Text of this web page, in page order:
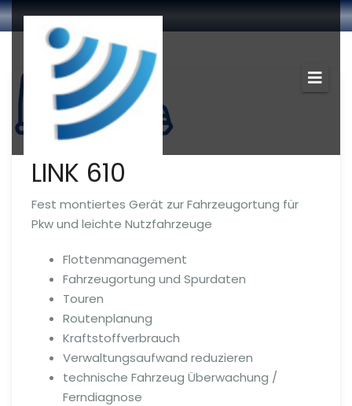
LINK 610
Fest montiertes Gerät zur Fahrzeugortung für
Pkw und leichte Nutzfahr­zeuge
Flottenmanagement
Fahrzeugortung und Spurdaten
Touren
Routenplanung
Kraftstoffverbrauch
Verwaltungsaufwand reduzieren
technische Fahrzeug Überwachung /
Ferndiagnose